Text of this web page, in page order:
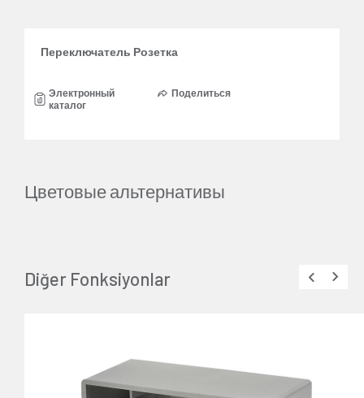
Переключатель Розетка
Электронный
каталог
Поделиться
Цветовые альтернативы
Diğer Fonksiyonlar